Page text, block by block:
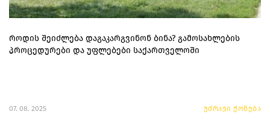
როდის შეიძლება დაგაკარგვინონ ბინა? გამოსახლების
პროცედურები და უფლებები საქართველოში
07. 08. 2025 უძრავი ქონება